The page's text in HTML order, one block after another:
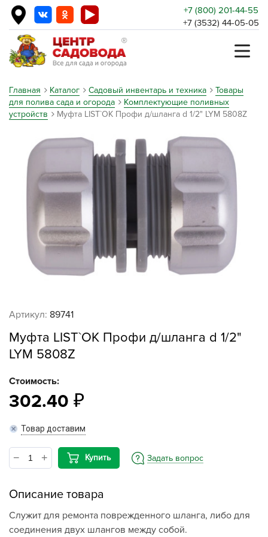
+7 (800) 201-44-55
+7 (3532) 44-05-05
Главная Каталог Садовый инвентарь и техника
Товары
для полива сада и огорода
Комплектующие поливных
устройств
Муфта LIST`OK Профи д/шланга d 1/2" LYM 5808Z
Артикул: 89741
Муфта LIST`OK Профи д/шланга d 1/2"
LYM 5808Z
Стоимость:
302.40
Товар доставим
Купить Задать вопрос
Описание товара
Служит для ремонта поврежденного шланга, либо для
соединения двух шлангов между собой.